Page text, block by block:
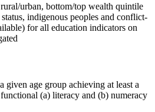
urban, bottom/top wealth quintile
indigenous peoples and conflict-
for all education indicators on
given age group achieving at least a
(a) literacy and (b) numeracy